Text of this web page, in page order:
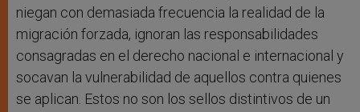
niegan con demasiada frecuencia la realidad de la
migración forzada, ignoran las responsabilidades
consagradas en el derecho nacional e internacional y
socavan la vulnerabilidad de aquellos contra quienes
se aplican. Estos no son los sellos distintivos de un